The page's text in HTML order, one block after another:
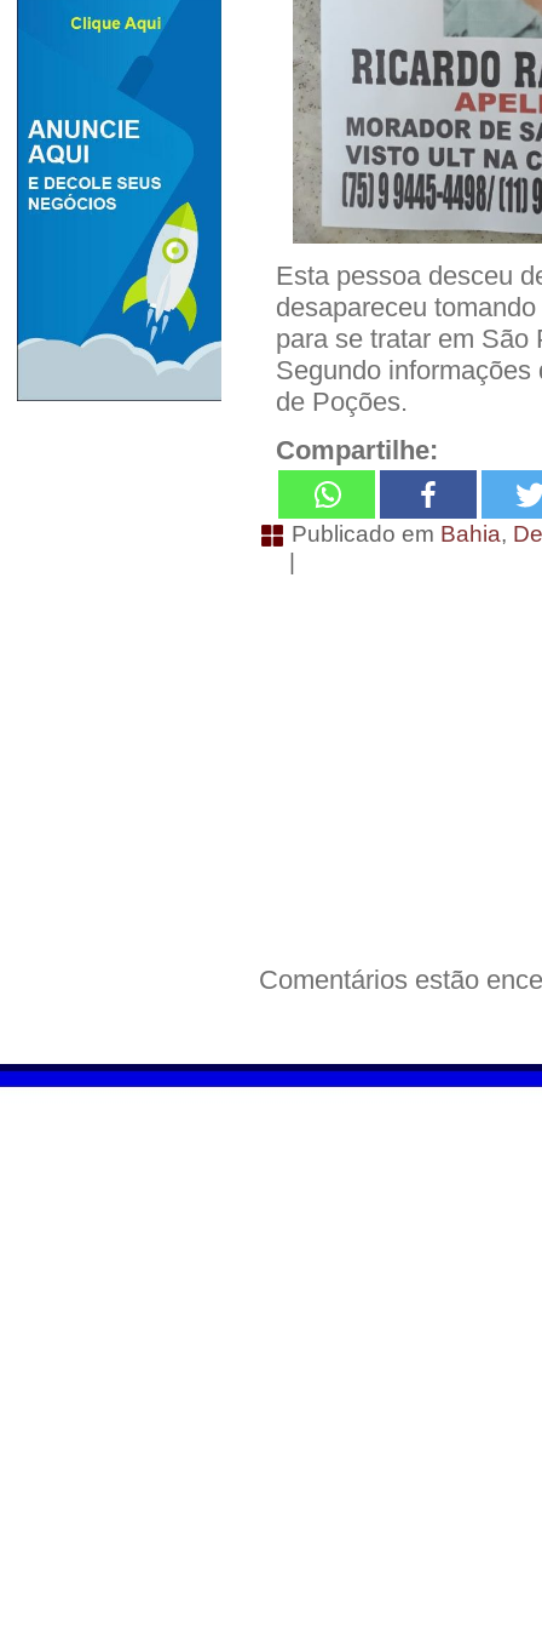
Esta pessoa desceu
desapareceu
para se tratar em São
Segundo
de Poções.
Compartilhe:
Publicado em Bahia,
|
Comentários estão